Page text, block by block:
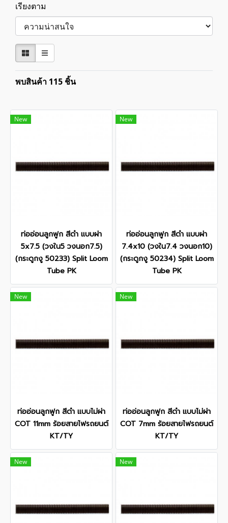
เรียงตาม
พบสินค้า 115 ชิ้น
New
ท่ออ่อนลูกฟูก สีดำ แบบผ่า
5x7.5 (วงใน5 วงนอก7.5)
(กระดูกงู 50233) Split Loom
Tube PK
New
ท่ออ่อนลูกฟูก สีดำ แบบผ่า
7.4x10 (วงใน7.4 วงนอก10)
(กระดูกงู 50234) Split Loom
Tube PK
New
ท่ออ่อนลูกฟูก สีดำ แบบไม่ผ่า
COT 11mm ร้อยสายไฟรถยนต์
KT/TY
New
ท่ออ่อนลูกฟูก สีดำ แบบไม่ผ่า
COT 7mm ร้อยสายไฟรถยนต์
KT/TY
New New